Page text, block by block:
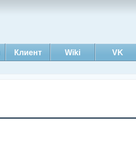
Клиент Wiki VK